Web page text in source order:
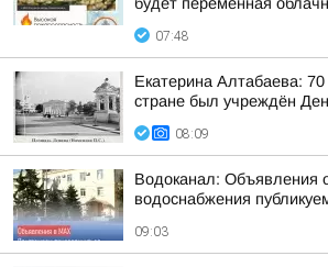
будет переменная
07:48
Екатерина Алтабаева:
стране был учреждён
08:09
Водоканал: Объявления
водоснабжения
09:03